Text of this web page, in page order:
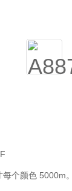
每个颜色 5000m